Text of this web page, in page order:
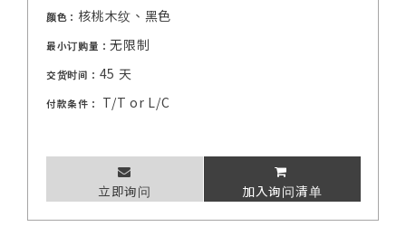
颜色： 核桃木纹、黑色
最小订购量：无限制
交货时间： 45 天
付款条件： T/T or L/C
立即询问 加入询问清单